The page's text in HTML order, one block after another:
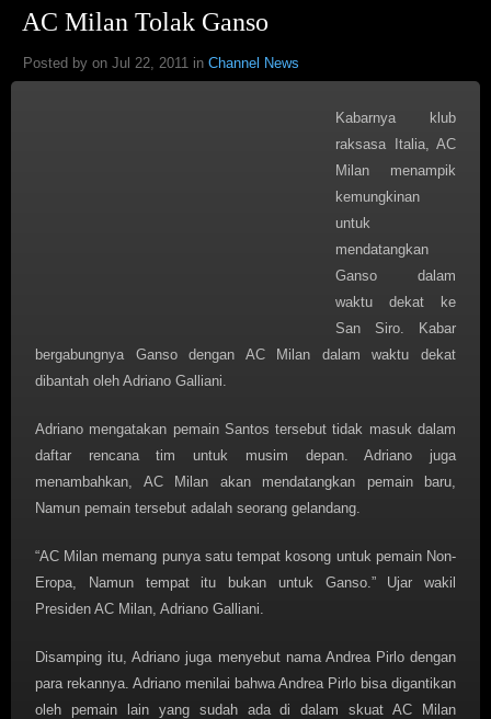
AC Milan Tolak Ganso
Posted by on Jul 22, 2011 in Channel News
Kabarnya klub
raksasa Italia, AC
Milan menampik
kemungkinan
untuk
mendatangkan
Ganso dalam
waktu dekat ke
San Siro. Kabar
bergabungnya Ganso dengan AC Milan dalam waktu dekat
dibantah oleh Adriano Galliani.
Adriano mengatakan pemain Santos tersebut tidak masuk dalam
daftar rencana tim untuk musim depan. Adriano juga
menambahkan, AC Milan akan mendatangkan pemain baru,
Namun pemain tersebut adalah seorang gelandang.
“AC Milan memang punya satu tempat kosong untuk pemain Non-
Eropa, Namun tempat itu bukan untuk Ganso.” Ujar wakil
Presiden AC Milan, Adriano Galliani.
Disamping itu, Adriano juga menyebut nama Andrea Pirlo dengan
para rekannya. Adriano menilai bahwa Andrea Pirlo bisa digantikan
oleh pemain lain yang sudah ada di dalam skuat AC Milan